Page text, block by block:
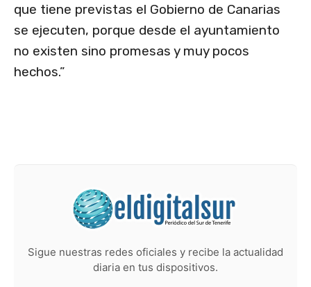
que tiene previstas el Gobierno de Canarias
se ejecuten, porque desde el ayuntamiento
no existen sino promesas y muy pocos
hechos.”
Sigue nuestras redes oficiales y recibe la actualidad
diaria en tus dispositivos.